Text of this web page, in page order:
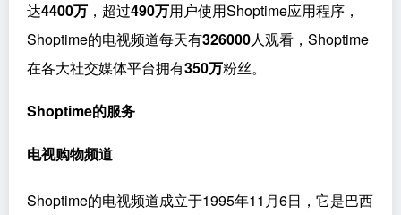
达4400万 ，超过490万用户使用Shoptime应用程序，
Shoptime的电视频道每天有326000人观看，Shoptime
在各大社交媒体平台拥有350万粉丝。
Shoptime的服务
电视购物频道
Shoptime的电视频道成立于1995年11月6日，它是巴西